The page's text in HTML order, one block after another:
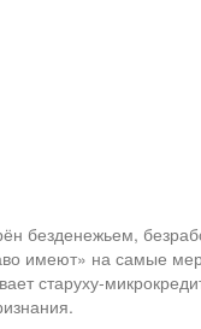
безденежьем,
имеют» на самые
старуху-